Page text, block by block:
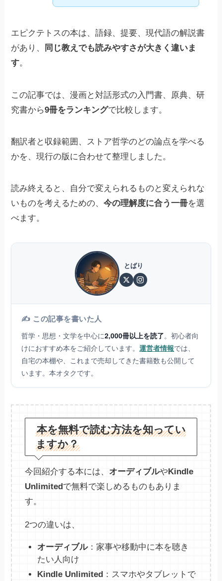
エピクテトスの本は、語録、提要、現代語の解説書
があり、
同じ教えでも読みやすさが大きく違いま
す。
この記事では、漫画と対話形式の入門書、原典、研
究書から9冊をランキングで比較します。
翻訳者と収録範囲、ストア哲学のどの論点を学べる
かを、現行の版に合わせて整理しました。
読み終えると、自分で変えられるものと変えられな
いものを考えるための、今の理解度に合う一冊を選
べます。
とばり
✍️ この記事を書いた人
哲学・思想・文学を中心に2,000冊以上を読了。初心者向
けにおすすめ本をご紹介しています。運営者情報では、
自宅の本棚や、これまで売却してきた書籍数も公開して
います。本オタクです。
本を無料で読む方法を知ってい
ますか？
今回紹介する本には、 オーディブルや Kindle
Unlimited で無料で楽しめるものもありま
す。
2つの違いは、
オーディブル：家事や移動中に本を聴き
たい人向け
Kindle Unlimited ：スマホやタブレットで